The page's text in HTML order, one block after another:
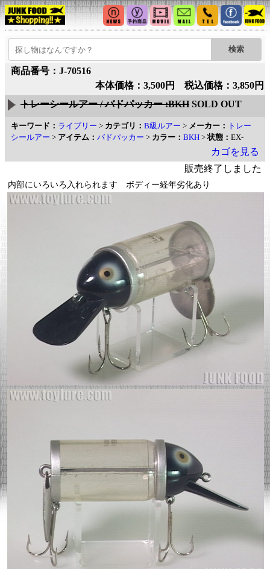
商品番号：J-70516
本体価格：3,500円 税込価格：3,850円
トレーシールアー / バドパッカー :BKH SOLD OUT
キーワード： ライブリー > カテゴリ： B級ルアー > メーカー： トレー
シールアー > アイテム： バドパッカー > カラー： BKH >状態： EX-
カゴを見る
販売終了しました
内部にいろいろ入れられます ボディー経年劣化あり